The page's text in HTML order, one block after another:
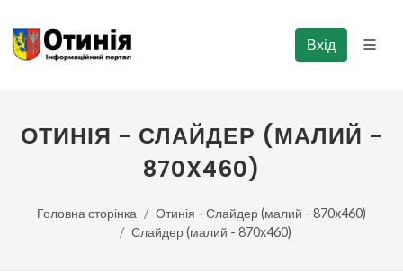
Вхід
ОТИНІЯ - СЛАЙДЕР (МАЛИЙ -
870X460)
Головна сторінка
Отинія - Слайдер (малий - 870x460)
Слайдер (малий - 870x460)